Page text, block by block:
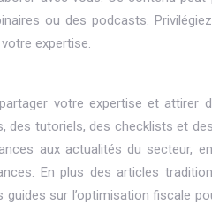
ou des podcasts.
expertise.
votre expertise et attirer
des tutoriels, des checklists et
aux actualités du secteur,
En plus des articles
sur l’optimisation fiscale